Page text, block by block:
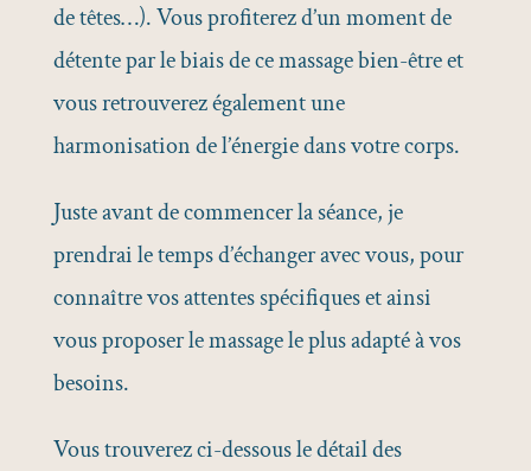
de têtes…). Vous profiterez d’un moment de
détente par le biais de ce massage bien-être et
vous retrouverez également une
harmonisation de l’énergie dans votre corps.
Juste avant de commencer la séance, je
prendrai le temps d’échanger avec vous, pour
connaître vos attentes spécifiques et ainsi
vous proposer le massage le plus adapté à vos
besoins.
Vous trouverez ci-dessous le détail des